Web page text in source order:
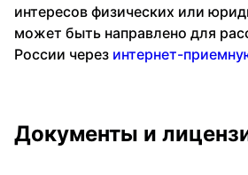
интересов физических или
может быть направлено для
России через интернет-
Документы и